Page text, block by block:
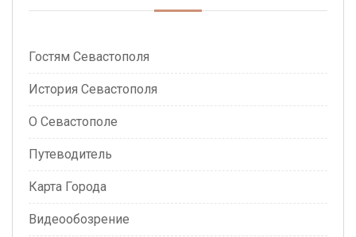
Гостям Севастополя
История Севастополя
О Севастополе
Путеводитель
Карта Города
Видеообозрение